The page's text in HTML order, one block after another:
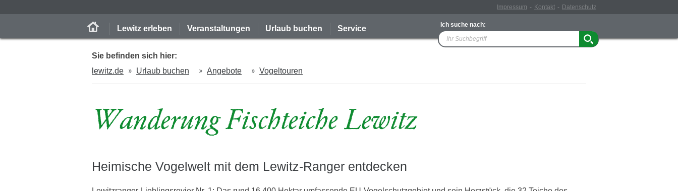
Impressum Kontakt Datenschutz
Lewitz erleben Veranstaltungen Urlaub buchen Service
Ich suche nach:
Ich
suche
nach
Sie befinden sich hier:
lewitz.de
Urlaub buchen Angebote Vogeltouren
Wanderung Fischteiche Lewitz
Heimische Vogelwelt mit dem Lewitz-Ranger entdecken